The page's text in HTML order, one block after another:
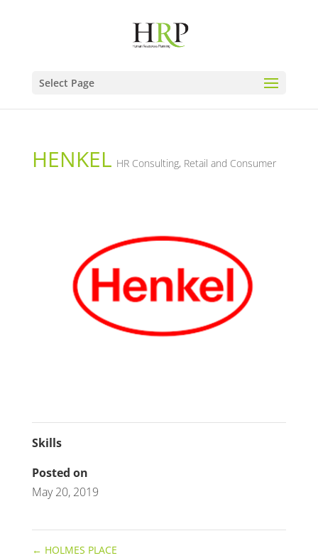
Select Page
HENKEL HR Consulting, Retail and Consumer
Skills
Posted on
May 20, 2019
← HOLMES PLACE